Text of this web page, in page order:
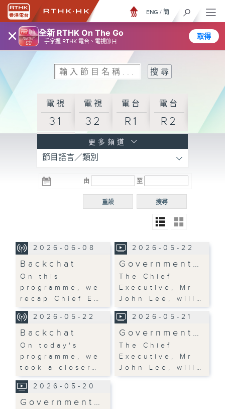
× 全新 RTHK On The Go
一手掌握 RTHK 電台、電視節目
取得
ENG / 簡
電視
31
電視
32
電台
R1
電台
R2
R3
電台 電台
R5
電台
普通
更多頻道
節目語言／類別
由 至
搜尋
重設
2026-06-08
Backchat
On this
programme, we
recap Chief E…
2026-05-22
Government…
The Chief
Executive, Mr
John Lee, will…
2026-05-22
Backchat
On today's
programme, we
took a closer…
2026-05-21
Government…
The Chief
Executive, Mr
John Lee, will…
2026-05-20
Government…